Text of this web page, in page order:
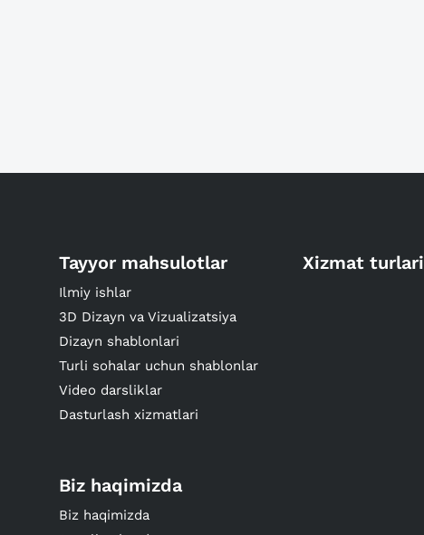
Tayyor mahsulotlar
Ilmiy ishlar
3D Dizayn va Vizualizatsiya
Dizayn shablonlari
Turli sohalar uchun shablonlar
Video darsliklar
Dasturlash xizmatlari
Xizmat turlari
Biz haqimizda
Biz haqimizda